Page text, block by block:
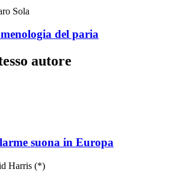
Sola
del paria
autore
suona in Europa
Harris (*)